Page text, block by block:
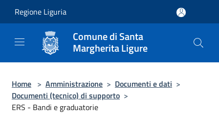
Regione Liguria
Comune di Santa
Margherita Ligure
Home > Amministrazione > Documenti e dati >
Documenti (tecnico) di supporto >
ERS - Bandi e graduatorie